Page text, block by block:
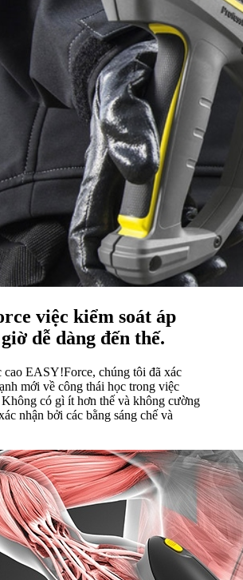
việc kiểm soát áp
dễ dàng đến thế.
cao EASY!Force, chúng tôi đã xác
mới về công thái học trong việc
Không có gì ít hơn thế và không cường
nhận bởi các bằng sáng chế và